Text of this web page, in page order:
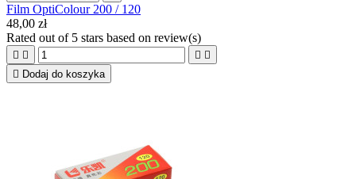
Film OptiColour 200 / 120
48,00 zł
Rated out of 5 stars based on review(s)
   
 Dodaj do koszyka